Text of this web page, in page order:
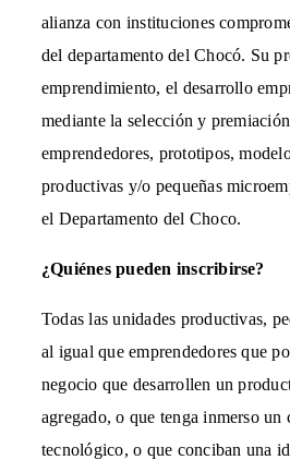
alianza con instituciones
del departamento del Chocó. Su
emprendimiento, el desarrollo
mediante la selección y
emprendedores, prototipos,
productivas y/o pequeñas
el Departamento del Choco.
¿Quiénes pueden inscribirse?
Todas las unidades productivas,
al igual que emprendedores que
negocio que desarrollen un
agregado, o que tenga inmerso un
tecnológico, o que conciban una